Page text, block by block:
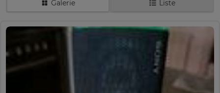
Galerie Liste